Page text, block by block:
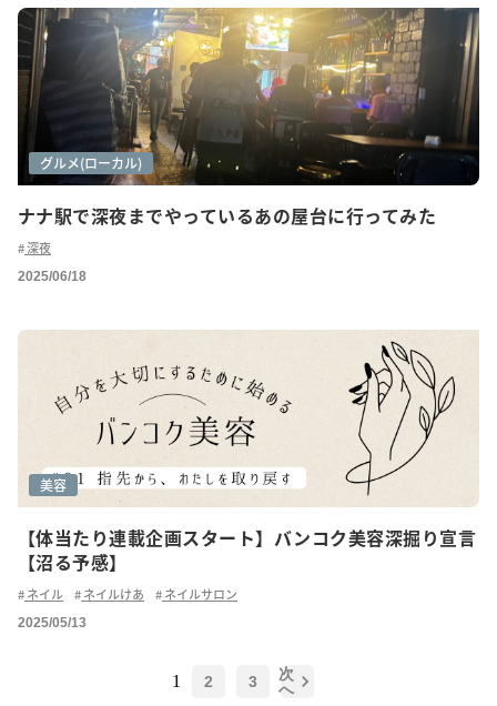
ナナ駅で深夜までやっているあの屋台に行ってみた
グルメ
グルメ(ローカル)
深夜
2025/06/18
【体当たり連載企画スタート】バンコク美容深掘り宣言
【沼る予感】
美容
ネイル ネイルけあ ネイルサロン
2025/05/13
1 2 3
次
へ